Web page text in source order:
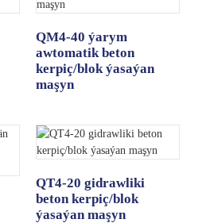
QM4-40 ýarym
awtomatik beton
kerpiç/blok ýasaýan
maşyn
QT4-20 gidrawliki
beton kerpiç/blok
ýasaýan maşyn